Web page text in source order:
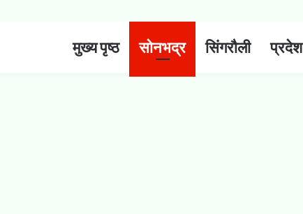
मुख्य पृष्ठ सोनभद्र सिंगरौली प्रदेश